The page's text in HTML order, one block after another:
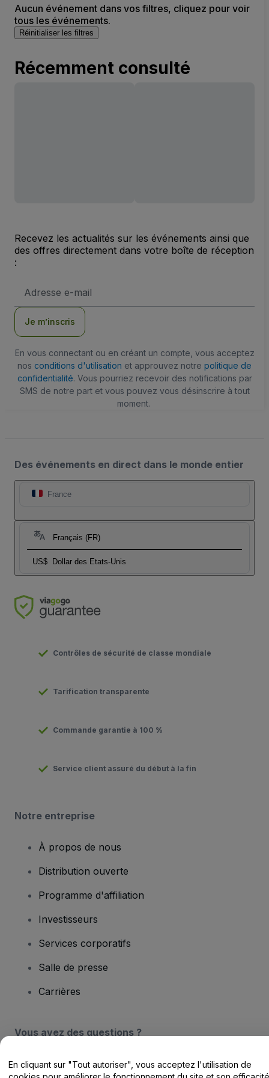
Aucun événement dans vos filtres, cliquez pour voir
tous les événements.
Réinitialiser les filtres
Récemment consulté
Recevez les actualités sur les événements ainsi que
des offres directement dans votre boîte de réception
:
e-
Je m’inscris
En vous connectant ou en créant un compte, vous acceptez
nos conditions d'utilisation et approuvez notre politique de
confidentialité. Vous pourriez recevoir des notifications par
SMS de notre part et vous pouvez vous désinscrire à tout
moment.
Des événements en direct dans le monde entier
France
Français (FR)
US$ Dollar des Etats-Unis
Contrôles de sécurité de classe mondiale
Tarification transparente
Commande garantie à 100 %
Service client assuré du début à la fin
Notre entreprise
À propos de nous
Distribution ouverte
Programme d'affiliation
Investisseurs
Services corporatifs
Salle de presse
Carrières
Vous avez des questions ?
Centre d'assistance / Nous contacter
En cliquant sur "Tout autoriser", vous acceptez l'utilisation de